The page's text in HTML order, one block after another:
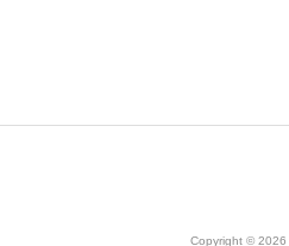
Copyright © 2026